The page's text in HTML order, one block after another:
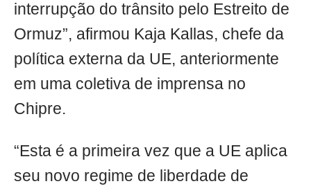
interrupção do trânsito pelo Estreito de
Ormuz”, afirmou Kaja Kallas, chefe da
política externa da UE, anteriormente
em uma coletiva de imprensa no
Chipre.
“Esta é a primeira vez que a UE aplica
seu novo regime de liberdade de